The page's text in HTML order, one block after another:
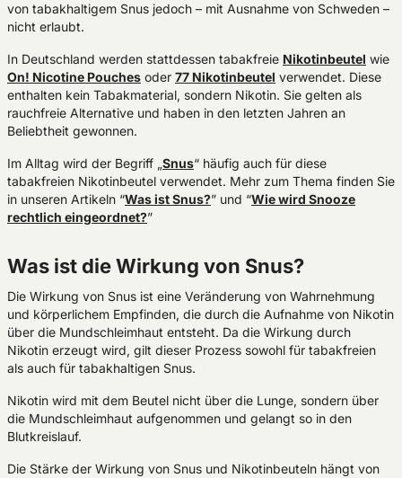
von tabakhaltigem Snus jedoch – mit Ausnahme von Schweden –
nicht erlaubt.
In Deutschland werden stattdessen tabakfreie Nikotinbeutel wie
On! Nicotine Pouches oder 77 Nikotinbeutel verwendet. Diese
enthalten kein Tabakmaterial, sondern Nikotin. Sie gelten als
rauchfreie Alternative und haben in den letzten Jahren an
Beliebtheit gewonnen.
Im Alltag wird der Begriff „Snus“ häufig auch für diese
tabakfreien Nikotinbeutel verwendet. Mehr zum Thema finden Sie
in unseren Artikeln “Was ist Snus?” und “Wie wird Snooze
rechtlich eingeordnet?”
Was ist die Wirkung von Snus?
Die Wirkung von Snus ist eine Veränderung von Wahrnehmung
und körperlichem Empfinden, die durch die Aufnahme von Nikotin
über die Mundschleimhaut entsteht. Da die Wirkung durch
Nikotin erzeugt wird, gilt dieser Prozess sowohl für tabakfreien
als auch für tabakhaltigen Snus.
Nikotin wird mit dem Beutel nicht über die Lunge, sondern über
die Mundschleimhaut aufgenommen und gelangt so in den
Blutkreislauf.
Die Stärke der Wirkung von Snus und Nikotinbeuteln hängt von